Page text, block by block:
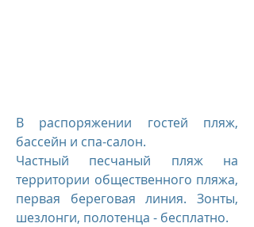
В распоряжении гостей пляж,
бассейн и спа-салон.
Частный песчаный пляж на
территории общественного пляжа,
первая береговая линия. Зонты,
шезлонги, полотенца - бесплатно.